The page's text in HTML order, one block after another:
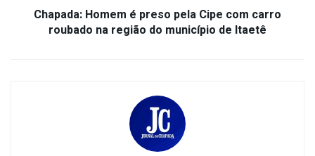
Chapada: Homem é preso pela Cipe com carro
roubado na região do município de Itaetê